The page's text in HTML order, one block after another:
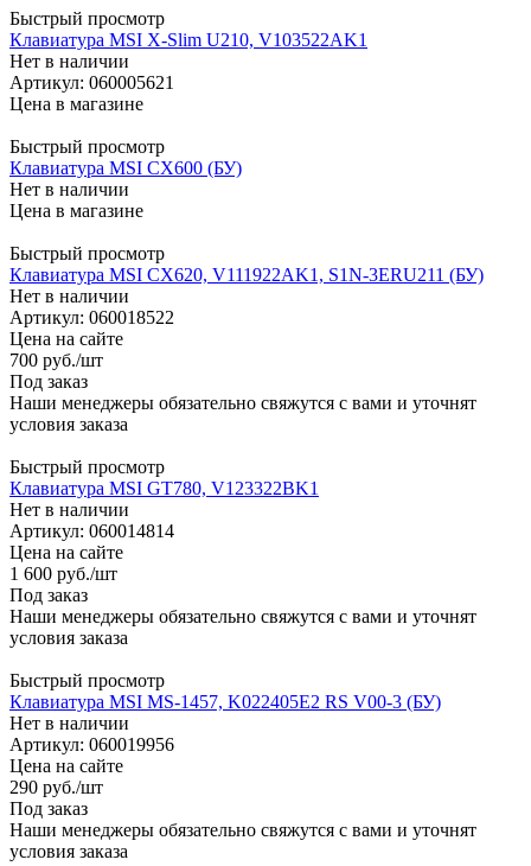
Быстрый просмотр
Клавиатура MSI X-Slim U210, V103522AK1
Нет в наличии
Артикул: 060005621
Цена в магазине
Быстрый просмотр
Клавиатура MSI CX600 (БУ)
Нет в наличии
Цена в магазине
Быстрый просмотр
Клавиатура MSI CX620, V111922AK1, S1N-3ERU211 (БУ)
Нет в наличии
Артикул: 060018522
Цена на сайте
700 руб./шт
Под заказ
Наши менеджеры обязательно свяжутся с вами и уточнят
условия заказа
Быстрый просмотр
Клавиатура MSI GT780, V123322BK1
Нет в наличии
Артикул: 060014814
Цена на сайте
1 600 руб./шт
Под заказ
Наши менеджеры обязательно свяжутся с вами и уточнят
условия заказа
Быстрый просмотр
Клавиатура MSI MS-1457, K022405E2 RS V00-3 (БУ)
Нет в наличии
Артикул: 060019956
Цена на сайте
290 руб./шт
Под заказ
Наши менеджеры обязательно свяжутся с вами и уточнят
условия заказа